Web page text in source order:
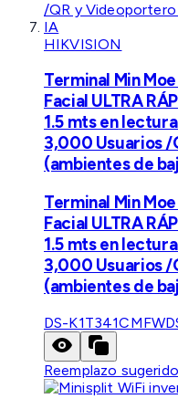
HIKVISION
Terminal Min
Facial ULTRA
1.5 mts en
3,000 Usuarios
(ambientes de
Terminal Min
Facial ULTRA
1.5 mts en
3,000 Usuarios
(ambientes de
DS-K1T341CMFW
Reemplazo